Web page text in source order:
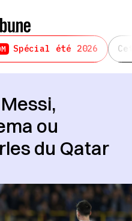
Spécial été 2026
ou
du Qatar